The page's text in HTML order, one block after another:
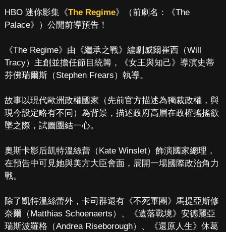
HBO 迷你影集《The Regime》（前劇名：《The
Palace》）公開前導預告！
《The Regime》由《繼承之戰》編劇威爾崔西（Will
Tracy）主創並擔任節目統籌，《女王與知己》導演史蒂
芬佛瑞爾斯（Stephen Frears）執導。
故事以現代歐洲政權國家（先前官方描述為獨裁政權，與
現今設定略有不同）為背景，描述政府高層在政權搖搖欲
墜之際，試圖團結一心。
奧斯卡影后凱特溫絲蕾（Kate Winslet）飾演國家總理，
在預告中可見她與美方大臣會面，展開一場國際政治角力
戰。
除了凱特溫絲蕾外，卡司群還有《不死軍團》馬提亞斯修
奈爾（Matthias Schoenaerts）、《遺落戰境》安德麗亞
瑞斯波羅格（Andrea Riseborough）、《還原人生》休葛